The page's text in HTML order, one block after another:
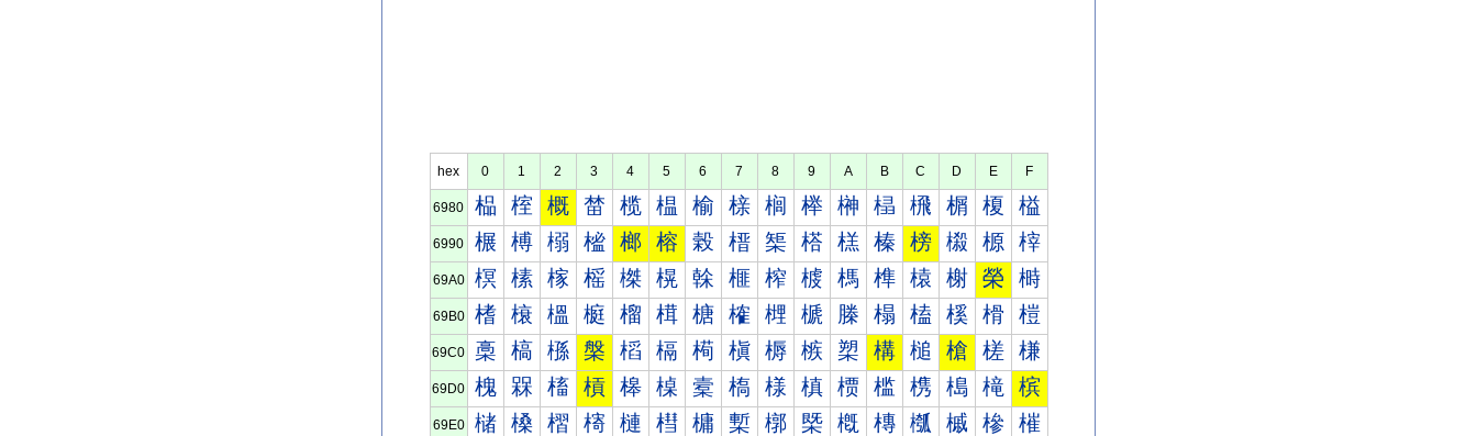
hex 0 1 2 3 4 5 6 7 8 9 A B C D E F
6980 榀 榁 概 榃 榄 榅 榆 榇 榈 榉 榊 榋 榌 榍 榎 榏
6990 榐 榑 榒 榓 榔 榕 榖 榗 榘 榙 榚 榛 榜 榝 榞 榟
69A0 榠 榡 榢 榣 榤 榥 榦 榧 榨 榩 榪 榫 榬 榭 榮 榯
69B0 榰 榱 榲 榳 榴 榵 榶 榷 榸 榹 榺 榻 榼 榽 榾 榿
69C0 槀 槁 槂 槃 槄 槅 槆 槇 槈 槉 槊 構 槌 槍 槎 槏
69D0 槐 槑 槒 槓 槔 槕 槖 槗 様 槙 槚 槛 槜 槝 槞 槟
69E0 槠 槡 槢 槣 槤 槥 槦 槧 槨 槩 槪 槫 槬 槭 槮 槯